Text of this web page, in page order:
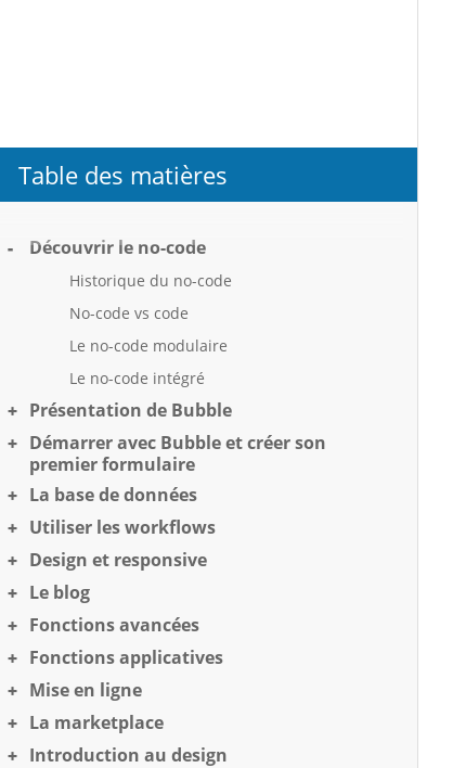
Table des matières
Découvrir le no-code
Historique du no-code
No-code vs code
Le no-code modulaire
Le no-code intégré
Présentation de Bubble
Démarrer avec Bubble et créer son
premier formulaire
La base de données
Utiliser les workflows
Design et responsive
Le blog
Fonctions avancées
Fonctions applicatives
Mise en ligne
La marketplace
Introduction au design